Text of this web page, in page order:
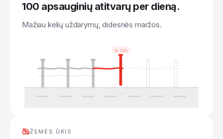
100 apsauginių atitvarų per dieną.
Mažiau kelių uždarymų, didesnės maržos.
N.204
ŽEMĖS ŪKIS